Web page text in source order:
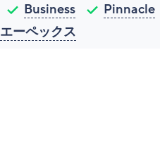
Business
Pinnacle
エーペックス